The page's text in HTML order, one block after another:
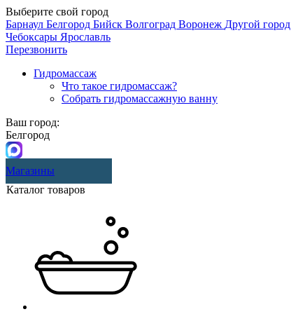
Выберите свой город
Барнаул Белгород Бийск Волгоград Воронеж Другой город
Чебоксары Ярославль
Перезвонить
Гидромассаж
Что такое гидромассаж?
Собрать гидромассажную ванну
Ваш город:
Белгород
Магазины
Каталог товаров